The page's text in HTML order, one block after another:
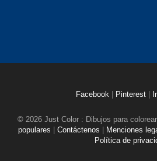
Facebook Pinterest
© 2026 Just Color : Dibujos para
populares
Contáctenos Menciones
Política de